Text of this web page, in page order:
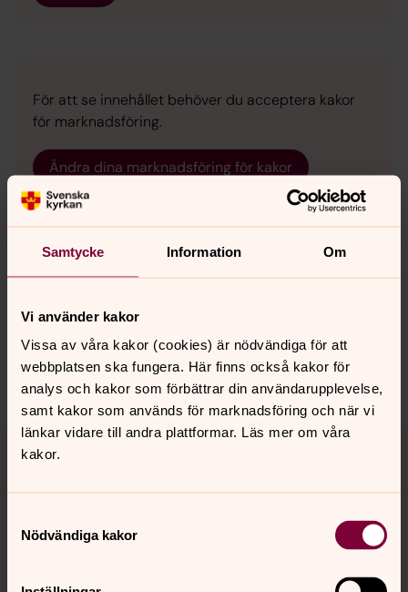
Samtycke Information Om
Vi använder kakor
Vissa av våra kakor (cookies) är nödvändiga för att
webbplatsen ska fungera. Här finns också kakor för
analys och kakor som förbättrar din användarupplevelse,
samt kakor som används för marknadsföring och när vi
länkar vidare till andra plattformar. Läs mer om våra
kakor.
Nödvändiga kakor
För att se innehållet behöver du acceptera kakor
för marknadsföring.
Ändra dina marknadsföring för kakor
innehåll?
backa.pastorat@svenskakyrkan.se
Dela
Tillbaka till toppen
Tillbaka till innehållet
Kontakt